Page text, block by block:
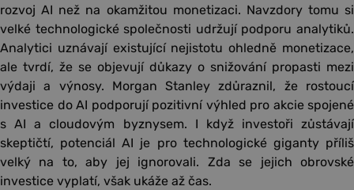
rozvoj AI než na okamžitou monetizaci. Navzdory tomu si
velké technologické společnosti udržují podporu analytiků.
Analytici uznávají existující nejistotu ohledně monetizace,
ale tvrdí, že se objevují důkazy o snižování propasti mezi
výdaji a výnosy. Morgan Stanley zdůraznil, že rostoucí
investice do AI podporují pozitivní výhled pro akcie spojené
s AI a cloudovým byznysem. I když investoři zůstávají
skeptičtí, potenciál AI je pro technologické giganty příliš
velký na to, aby jej ignorovali. Zda se jejich obrovské
investice vyplatí, však ukáže až čas.